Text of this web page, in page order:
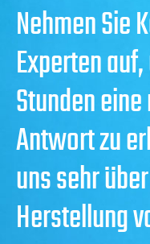
Nehmen Sie
Experten
Stunden
Antwort zu
uns sehr
Herstellung